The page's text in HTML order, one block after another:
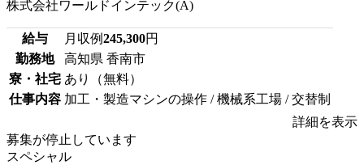
株式会社ワールドインテック(A)
給与 月収例245,300円
勤務地
高知県 香南市
寮・社宅 あり（無料）
仕事内容 加工・製造マシンの操作 / 機械系工場 / 交替制
詳細を表示
募集が停止しています
スペシャル